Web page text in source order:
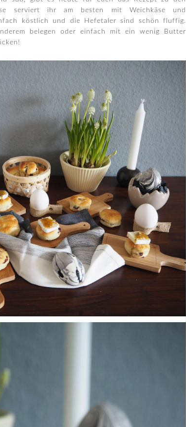
serviert ihr am besten mit Weichkäse und
köstlich und die Hefetaler sind schön fluffig.
belegen oder einfach mit ein wenig Butter